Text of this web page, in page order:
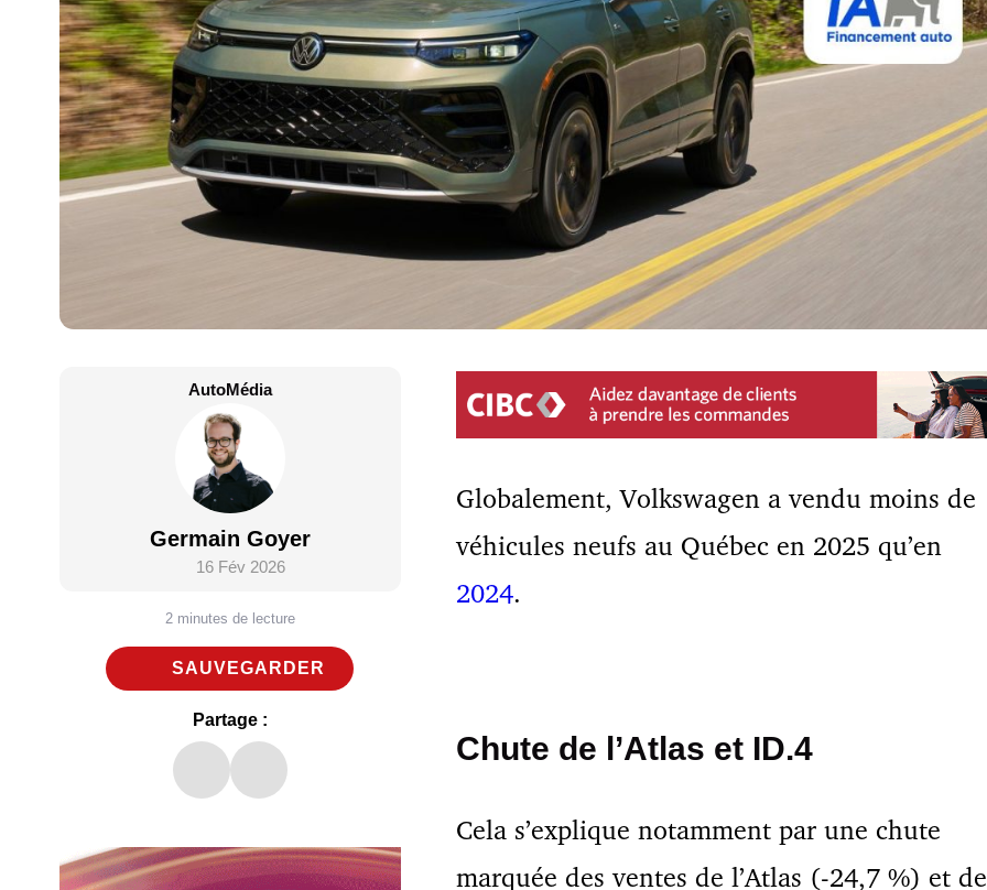
AutoMédia
Germain Goyer
16 Fév 2026
2 minutes de lecture
SAUVEGARDER
Partage :
Globalement, Volkswagen a vendu moins de
véhicules neufs au Québec en 2025 qu’en
2024.
Chute de l’Atlas et ID.4
Cela s’explique notamment par une chute
marquée des ventes de l’Atlas (-24,7 %) et de